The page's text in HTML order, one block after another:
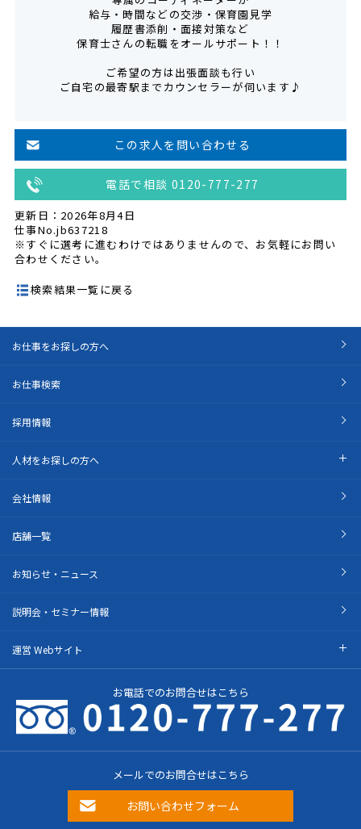
給与・時間などの交渉・保育園見学
履歴書添削・面接対策など
保育士さんの転職をオールサポート！！
ご希望の方は出張面談も行い
ご自宅の最寄駅までカウンセラーが伺います♪
この求人を問い合わせる
電話で相談 0120-777-277
更新日：2026年8月4日
仕事No.jb637218
※すぐに選考に進むわけではありませんので、お気軽にお問い
合わせください。
検索結果一覧に戻る
お仕事をお探しの方へ
お仕事検索
採用情報
人材をお探しの方へ
会社情報
店舗一覧
お知らせ・ニュース
説明会・セミナー情報
運営 Webサイト
お電話でのお問合せはこちら
メールでのお問合せはこちら
お問い合わせフォーム